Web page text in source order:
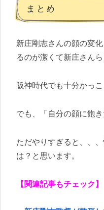
まとめ
新庄剛志さんの顔の変
るのが潔くて新庄さんら
阪神時代でも十分かっ
でも、「自分の顔に飽
ただやりすぎると、、
は？と思います。
【関連記事もチェック】